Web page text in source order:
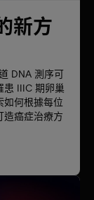
新方
DNA 測序可
患 IIIC 期卵巢
如何根據每位
造癌症治療方